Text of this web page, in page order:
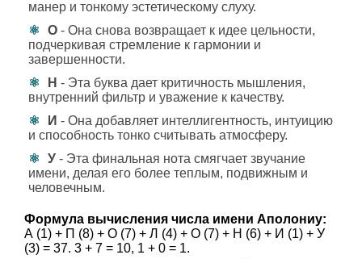
манер и тонкому эстетическому слуху.
О - Она снова возвращает к идее цельности,
подчеркивая стремление к гармонии и
завершенности.
Н - Эта буква дает критичность мышления,
внутренний фильтр и уважение к качеству.
И - Она добавляет интеллигентность, интуицию
и способность тонко считывать атмосферу.
У - Эта финальная нота смягчает звучание
имени, делая его более теплым, подвижным и
человечным.
Формула вычисления числа имени Аполониу:
А (1) + П (8) + О (7) + Л (4) + О (7) + Н (6) + И (1) + У
(3) = 37. 3 + 7 = 10, 1 + 0 = 1.